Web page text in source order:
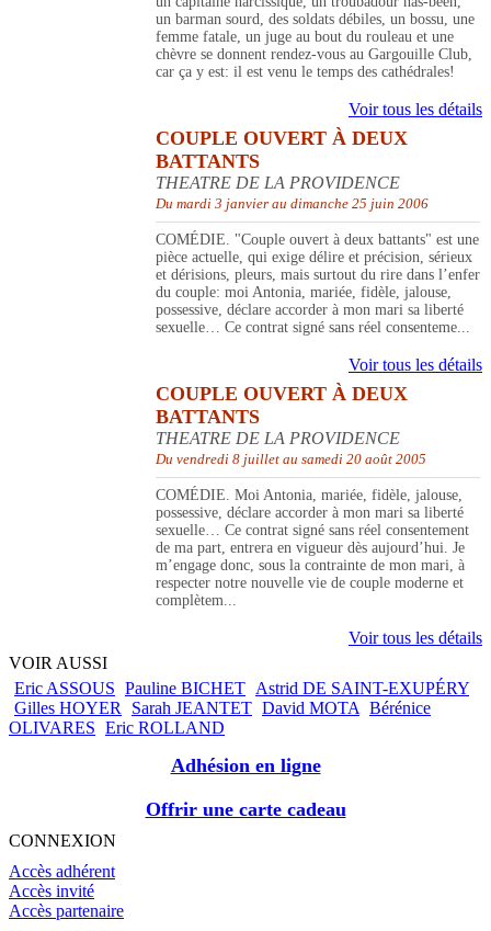
un barman sourd, des soldats débiles, un bossu, une
femme fatale, un juge au bout du rouleau et une
chèvre se donnent rendez-vous au Gargouille Club,
car ça y est: il est venu le temps des cathédrales!
Voir tous les détails
COUPLE OUVERT À DEUX
BATTANTS
THEATRE DE LA PROVIDENCE
Du mardi 3 janvier au dimanche 25 juin 2006
COMÉDIE. "Couple ouvert à deux battants" est une
pièce actuelle, qui exige délire et précision, sérieux
et dérisions, pleurs, mais surtout du rire dans l’enfer
du couple: moi Antonia, mariée, fidèle, jalouse,
possessive, déclare accorder à mon mari sa liberté
sexuelle… Ce contrat signé sans réel consenteme...
Voir tous les détails
COUPLE OUVERT À DEUX
BATTANTS
THEATRE DE LA PROVIDENCE
Du vendredi 8 juillet au samedi 20 août 2005
COMÉDIE. Moi Antonia, mariée, fidèle, jalouse,
possessive, déclare accorder à mon mari sa liberté
sexuelle… Ce contrat signé sans réel consentement
de ma part, entrera en vigueur dès aujourd’hui. Je
m’engage donc, sous la contrainte de mon mari, à
respecter notre nouvelle vie de couple moderne et
complètem...
Voir tous les détails
VOIR AUSSI
Eric ASSOUS Pauline BICHET Astrid DE SAINT-EXUPÉRY
Gilles HOYER
Sarah JEANTET David MOTA Bérénice
OLIVARES Eric ROLLAND
Adhésion en ligne
Offrir une carte cadeau
CONNEXION
Accès adhérent
Accès invité
Accès partenaire